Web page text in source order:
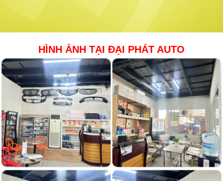
HÌNH ẢNH TẠI ĐẠI PHÁT AUTO​